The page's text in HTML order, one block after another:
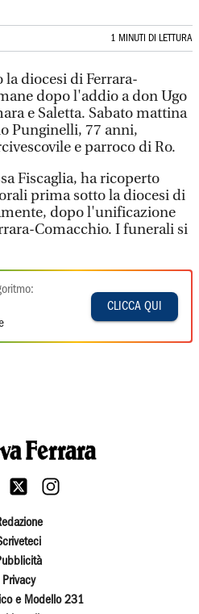
1 MINUTI DI LETTURA
diocesi di Ferrara-
dopo l'addio a don Ugo
e Saletta. Sabato mattina
Punginelli, 77 anni,
e parroco di Ro.
Fiscaglia, ha ricoperto
prima sotto la diocesi di
dopo l'unificazione
Comacchio. I funerali si
CLICCA QUI
Privacy
e Modello 231